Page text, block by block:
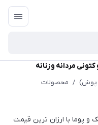
مردانه و زنانه
پوش) / محصولات
و پوما با ارزان ترین قیمت